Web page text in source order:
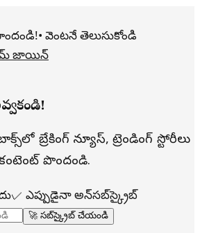
• వెంటనే తెలుసుకోండి
జాయిన్
బ్రేకింగ్ న్యూస్, ట్రెండింగ్ స్టోరీలు
పొందండి.
✓ ఎప్పుడైనా అన్‌సబ్‌స్క్రైబ్
🚀 సబ్‌స్క్రైబ్ చేయండి